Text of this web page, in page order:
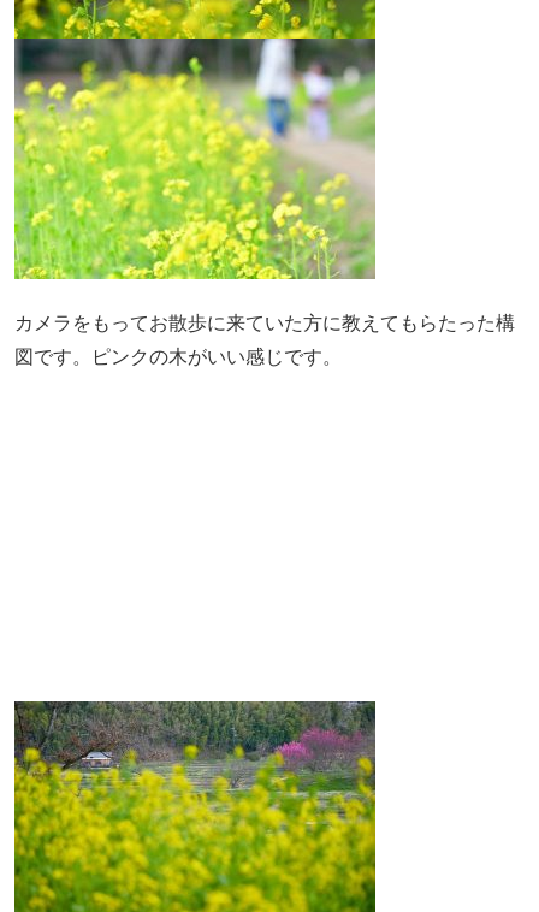
カメラをもってお散歩に来ていた方に教えてもらたった構
図です。ピンクの木がいい感じです。